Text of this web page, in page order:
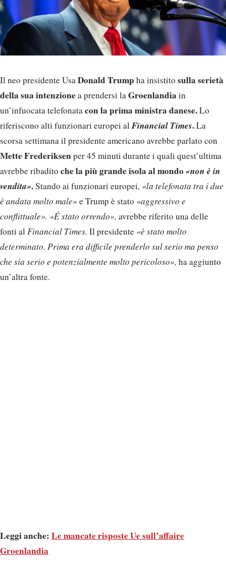
Il neo presidente UsaDonald Trump ha insistito sulla serietà
della sua intenzionea prendersi laGroenlandia in
un’infuocata telefonatacon la prima ministra danese.Lo
riferiscono alti funzionari europei alFinancial Times.La
scorsa settimana il presidente americano avrebbe parlato con
Mette Frederiksenper 45 minuti durante i quali quest’ultima
avrebbe ribadito che la più grande isola al mondo«non è in
vendita».Stando ai funzionari europei, «la telefonata tra i due
è andata molto male» e Trump è stato «aggressivo e
conflittuale». «É stato orrendo», avrebbe riferito una delle
fonti alFinancial Times. Il presidente «è stato molto
determinato. Prima era difficile prenderlo sul serio ma penso
che sia serio e potenzialmente molto pericoloso», ha aggiunto
un’altra fonte.
Leggi anche: Le mancate risposte Ue sull’affaire
Groenlandia